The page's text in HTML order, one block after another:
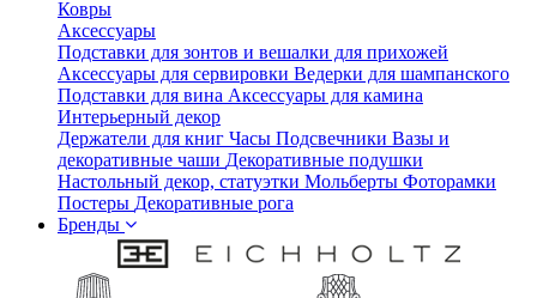
Ковры
Аксессуары
Подставки для зонтов и вешалки для прихожей
Аксессуары для сервировки Ведерки для шампанского
Подставки для вина Аксессуары для камина
Интерьерный декор
Держатели для книг Часы Подсвечники Вазы и
декоративные чаши Декоративные подушки
Настольный декор, статуэтки Мольберты Фоторамки
Постеры Декоративные рога
Бренды